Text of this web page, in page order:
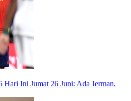
Hari Ini Jumat 26 Juni: Ada Jerman,